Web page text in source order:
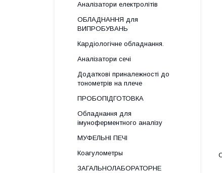
Аналізатори електролітів
ОБЛАДНАННЯ для
ВИПРОБУВАНЬ
Кардіологічне обладнання.
Аналізатори сечі
Додаткові приналежності до
тонометрів на плече
ПРОБОПІДГОТОВКА
Обладнання для
імуноферментного аналізу
МУФЕЛЬНІ ПЕЧІ
Коагулометры
ЗАГАЛЬНОЛАБОРАТОРНЕ